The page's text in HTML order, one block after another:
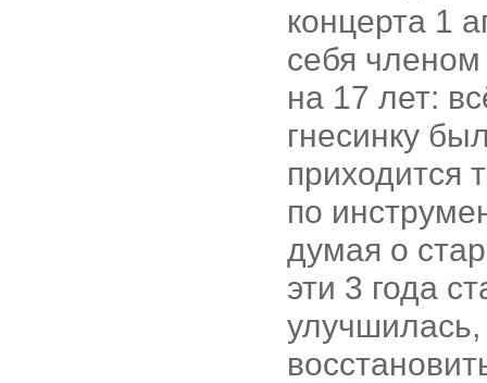
концерта 1
себя
на 17 лет:
гнесинку
приходится
по
думая о
эти 3 года